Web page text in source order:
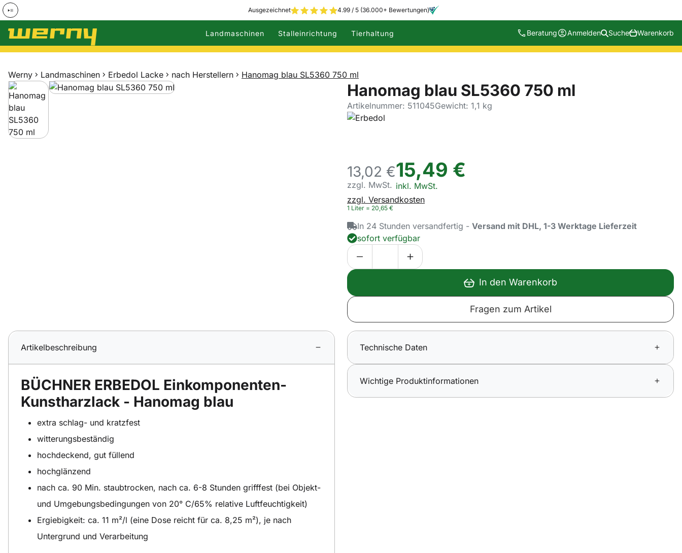
Ausgezeichnet 4.99 / 5 (36.000+ Bewertungen)
Zum Hauptinhalt springen
Landmaschinen Stalleinrichtung Tierhaltung Beratung Anmelden Suche Warenkorb
Werny Landmaschinen Erbedol Lacke nach Herstellern Hanomag blau SL5360 750 ml
Produktgalerie Hanomag blau SL5360 750 ml
Artikelnummer: 511045Gewicht: 1,1 kg
13,02 €
zzgl. MwSt.
15,49 €
Steuerhinweis:
inkl. MwSt.
zzgl. Versandkosten
1 Liter = 20 65 €
In 24 Stunden versandfertig - Versand mit DHL, 1-3 Werktage Lieferzeit
sofort verfügbar
In den Warenkorb
Fragen zum Artikel
Artikelbeschreibung
BÜCHNER ERBEDOL Einkomponenten-
Kunstharzlack - Hanomag blau
extra schlag- und kratzfest
witterungsbeständig
hochdeckend, gut füllend
hochglänzend
nach ca. 90 Min. staubtrocken, nach ca. 6-8 Stunden grifffest (bei Objekt-
und Umgebungsbedingungen von 20° C/65% relative Luftfeuchtigkeit)
Ergiebigkeit: ca. 11 m²/l (eine Dose reicht für ca. 8,25 m²), je nach
Untergrund und Verarbeitung
Technische Daten
Wichtige Produktinformationen